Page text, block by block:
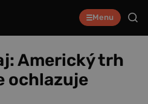
Menu
Americký trh
ochlazuje